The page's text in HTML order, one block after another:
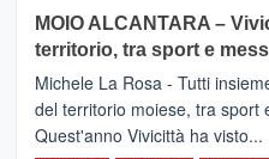
Torna
la
Supermaratona
dell’Etna
MOIO ALCANTARA –
territorio, tra sport e
Michele La Rosa - Tutti
del territorio moiese, tra sport
Quest'anno Vivicittà ha visto...